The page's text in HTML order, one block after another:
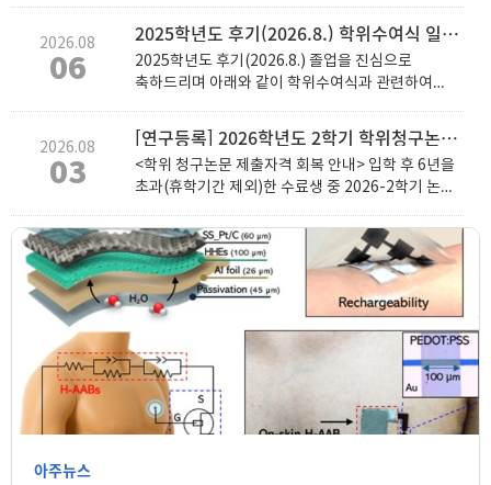
있으신 경우, 031-219-1948로 연락 주시기
바랍니다. 1) 총장상 - 공로상 순번 전 공 학 번 성 명
1 평생교육및HRD전공 2024***08 김*임 -
성적우수상: 전체 수석자 순번 전 공 학 번 성 명 1
수학교육전공 2024***67 정*훈 2) 원장상 - 공로상:
재학생 중 원우회 임원 및 전공대표 역임자 순번 전
공 학 번 성 명 1 국어교육전공 2024***01 최*규 2
수학교육전공 2024***66 신*수 3 특수교육전공
2024***86 김*름 4 상담심리전공 2024***43 김*
현 5 진로진학상담전공 2024***23 최*락 6
심리치료교육전공 2024***02 이*철 7
유아교육전공 2024***79 이*른 8
평생교육및HRD전공 2024***09 이*영 -
성적우수상 순번 전 공 학 번 성 명 1
소프트웨어교육전공 2024***75 홍*윤 2
특수교육전공 2024***90 박*은 3 상담심리전공
2024***40 김*서 4 진로진학상담전공 2024***23
최*락 5 진로진학상담전공 2024***24 최*영 6
심리치료교육전공 2020***24 이*진 7
심리치료교육전공 2024***07 최*미 8
2026.08
06
2025학년도 후기(2026.8.) 학위수여식 일정 안내(8월 19일 (수))
2025학년도 후기(2026.8.) 졸업을 진심으로
축하드리며 아래와 같이 학위수여식과 관련하여
학위수여식 안내 1. 가운 수령 시간 및 장소 :
2026.08.19.(수) 14:30~15:30 / 연암관 713호 ※
학위수여식장 참석시간 관계로 15:30까지만
배부합니다. 이후 도착하시는 경우 가운 수령 및
학위수여식 행사 참여가 제한 될 수 있는 점 참고
바랍니다. 2. 학위수여식 일시 및 장소 : 2026.08.19.
(수) 16:00 연암관 대강당 ※ 15:30분부터
학위수여식장 입실 가능한 점 참고 부탁드립니다. 3.
가운 반납 시간 및 장소 : 2026.08.19.(수),
18:00까지 / 연암관 712호 ※ 학위가운 반납 시,
학위기 및 자격증 수령이 진행되오니 반드시 시간
내에 반납하여 주시기 바랍니다. ※식순(안):
변동가능 식순 시간 비고 학사행렬 입장 16:00 개식
16:00 국민의례 16:00 ~ 16:05 학위수여 보고 16:05
~ 16:08 학위수여 식사 16:08 ~ 16:13 축사 16:13 ~
2026.08
03
[연구등록] 2026학년도 2학기 학위청구논문 제출자격 회복 안내
<학위 청구논문 제출자격 회복 안내> 입학 후 6년을
초과(휴학기간 제외)한 수료생 중 2026-2학기 논문
학위청구논문 제출자격 회복 요청서(첨부파일 참조)
를 제출하시기 바라며, 연구등록비 납부기간 내에
입금하여 주시길 바랍니다. - 연구등록비 :
142,380원(인문,사회) 145,800원(공학,이학) ※
연구등록비는 해당학기 등록금의 3%로 책정되며,
매 학기 변경될 수 있습니다. ※ 논문심사비 미납자는
논문심사비 별도 납부가 필요합니다. ※ 연구등록한
학기에 논문 제출을 하지 못할 경우 다음 학기에 다시
신청해야 합니다. - 신청기간 : 2026.08.10.(월) ~
2026.08.21.(금) *기간 내 제출한 서류만 인정 -
아주뉴스